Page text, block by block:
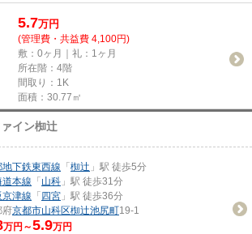
る...
5.7万円
(管理費・共益費 4,100円)
敷：0ヶ月｜礼：1ヶ月
所在階：4階
間取り：1K
面積：30.77㎡
ァイン椥辻
地下鉄東西線 「 椥辻 」駅 徒歩5分
道本線 「 山科 」駅 徒歩31分
京津線 「 四宮 」駅 徒歩36分
府京都市山科区椥辻池尻町19-1
万円～5.9万円